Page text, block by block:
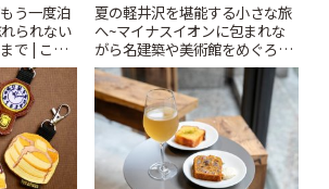
う一度泊
られない
で | こと
夏の軽井沢を堪能する小さな旅
へ~マイナスイオンに包まれな
がら名建築や美術館をめぐろう
~ | ことりっぷ